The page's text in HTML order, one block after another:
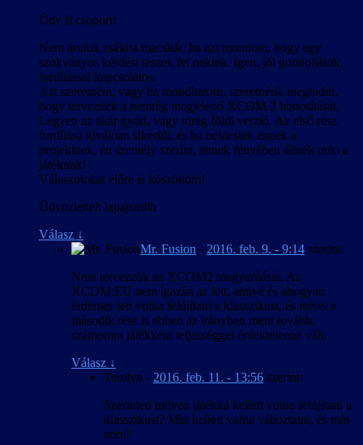
Üdv fi csoport!
Nem árulok zsákba macskát, ha azt mondom, hogy egy
szokványos kérdést teszek fel nektek. Igen, jól gondoljátok,
fordítással kapcsolatos.
Azt szeretném, vagy ha mondhatom, szeretnénk megtudni,
hogy tervezitek a nemrég megjelenő XCOM 2 honosítását.
Legyen az akár gyári, vagy virág földi verzió. Az első rész
fordítása kiválóan sikerült, és ha nekiestek ennek a
projektnek, én személy szerint, ennek fényében állnék neki a
játéknak!
Válaszotokat előre is köszönöm!
Üdvözlettel: lapajsmith
Válasz ↓
Mr. Fusion - 2016. feb. 9. - 9:14 szerint:
Nem tervezzük az XCOM2 magyarítását. Az
XCOM:EU nem igazán az lett, amivé és ahogyan
érdemes lett volna felújítani a klasszikust, és mivel a
második rész is ebben az irányban ment tovább,
számomra játékként teljességgel érdektelenné vált.
Válasz ↓
Terelyn - 2016. feb. 11. - 13:56 szerint:
Szerinted milyen játékká kellett volna felújítani a
klasszikust? Min kellett volna változtatni, és min
nem?